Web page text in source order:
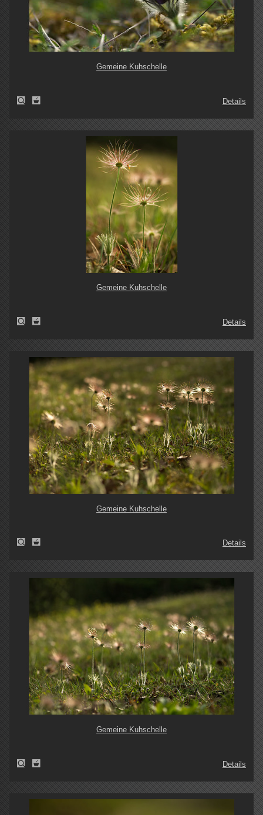
Gemeine Kuhschelle
Details
Gemeine Kuhschelle
Details
Gemeine Kuhschelle
Details
Gemeine Kuhschelle
Details